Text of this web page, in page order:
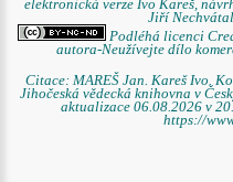
elektronická verze Ivo Kareš,
Jiří
Podléhá licenci
autora-Neužívejte dílo
Citace: MAREŠ Jan. Kareš Ivo.
Jihočeská vědecká knihovna v
aktualizace 06.08.2026 v
https://